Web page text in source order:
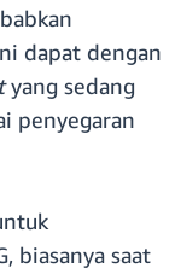
dapat dengan
yang sedang
penyegaran
biasanya saat